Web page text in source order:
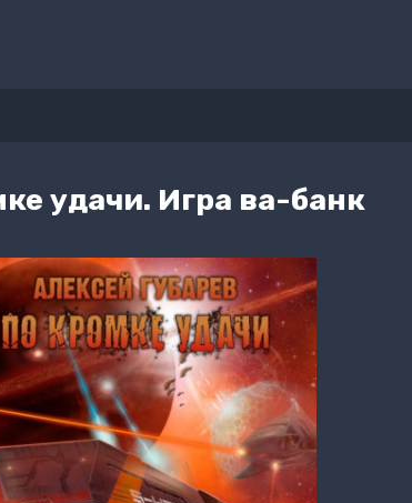
удачи. Игра ва-банк